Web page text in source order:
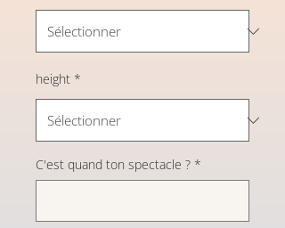
height *
C'est quand ton spectacle ? *